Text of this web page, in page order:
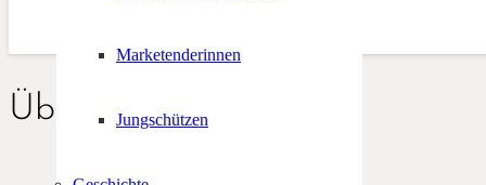
Marketenderinnen
Jungschützen
Über uns